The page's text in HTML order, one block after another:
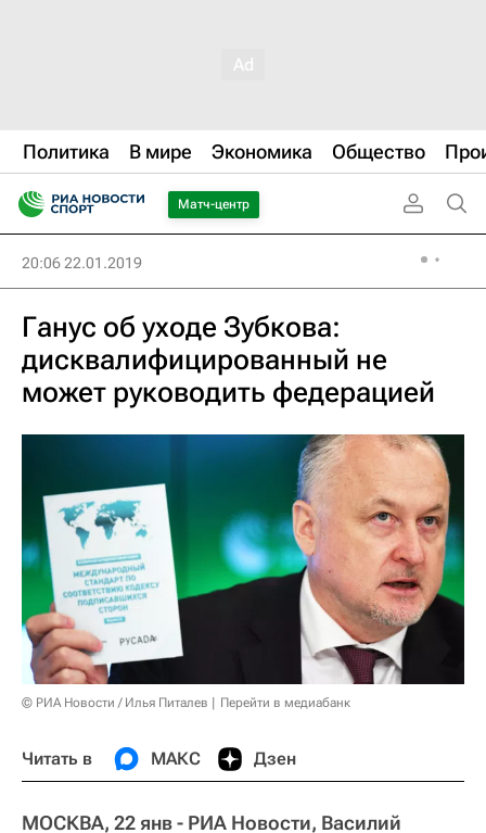
Политика В мире Экономика Общество
Матч-центр
20:06 22.01.2019
Ганус об уходе Зубкова:
дисквалифицированный не
может руководить федерацией
© РИА Новости / Илья Питалев Перейти в медиабанк
Читать в МАКС Дзен
МОСКВА, 22 янв - РИА Новости, Василий